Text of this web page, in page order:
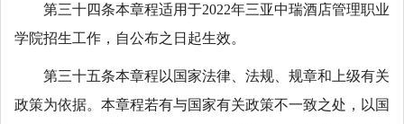
第三十四条本章程适用于2022年三亚中瑞酒店管理职业
学院招生工作，自公布之日起生效。
第三十五条本章程以国家法律、法规、规章和上级有关
政策为依据。本章程若有与国家有关政策不一致之处，以国